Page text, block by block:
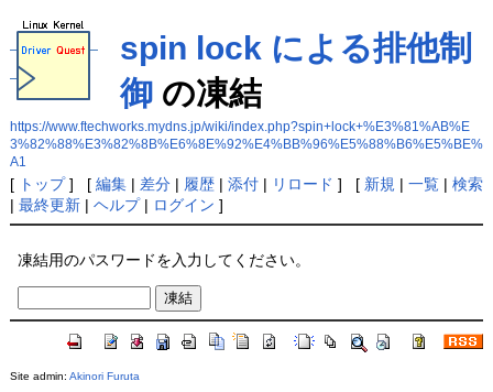
spin lock による排他制
御の凍結
https://www.ftechworks.mydns.jp/wiki/index.php?spin+lock+%E3%81%AB%E
3%82%88%E3%82%8B%E6%8E%92%E4%BB%96%E5%88%B6%E5%BE%
A1
[ トップ] [ 編集| 差分| 履歴| 添付| リロード ] [ 新規 | 一覧| 検索
| 最終更新| ヘルプ| ログイン ]
凍結用のパスワードを入力してください。
Site admin: Akinori Furuta